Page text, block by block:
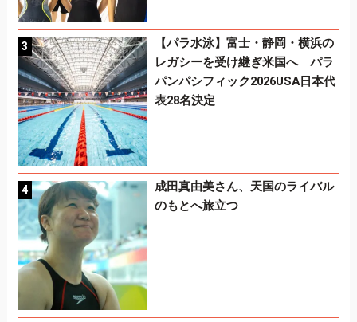
【パラ水泳】富士・静岡・横浜の
レガシーを受け継ぎ米国へ パラ
パンパシフィック2026USA日本代
表28名決定
成田真由美さん、天国のライバル
のもとへ旅立つ